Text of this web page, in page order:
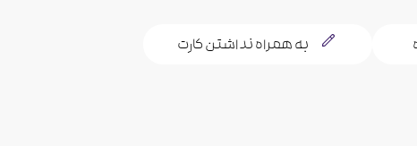
به همراه نداشتن کارت